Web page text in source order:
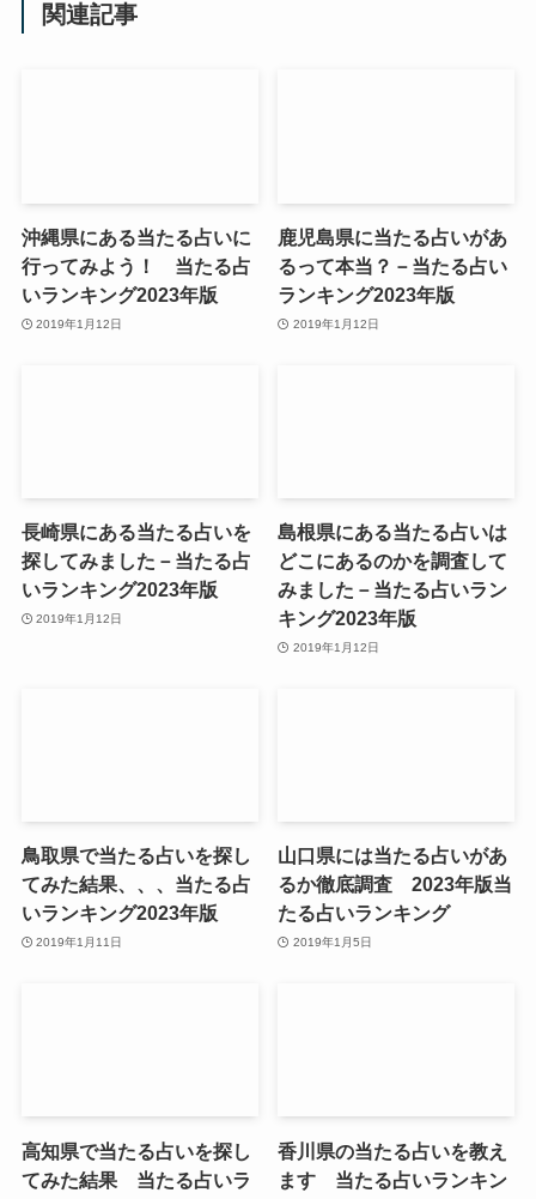
関連記事
沖縄県にある当たる占いに
行ってみよう！ 当たる占
いランキング2023年版
2019年1月12日
鹿児島県に当たる占いがあ
るって本当？－当たる占い
ランキング2023年版
2019年1月12日
長崎県にある当たる占いを
探してみました－当たる占
いランキング2023年版
2019年1月12日
島根県にある当たる占いは
どこにあるのかを調査して
みました－当たる占いラン
キング2023年版
2019年1月12日
鳥取県で当たる占いを探し
てみた結果、、、当たる占
いランキング2023年版
2019年1月11日
山口県には当たる占いがあ
るか徹底調査 2023年版当
たる占いランキング
2019年1月5日
高知県で当たる占いを探し
てみた結果 当たる占いラ
香川県の当たる占いを教え
ます 当たる占いランキン